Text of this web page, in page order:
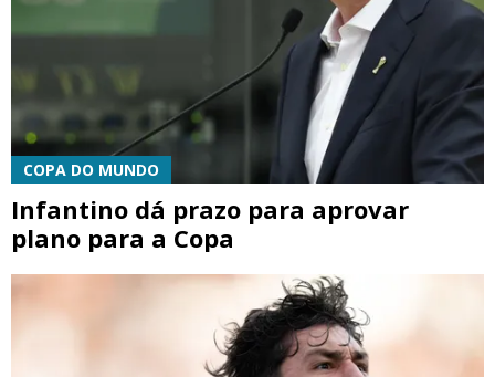
COPA DO MUNDO
Infantino dá prazo para aprovar
plano para a Copa